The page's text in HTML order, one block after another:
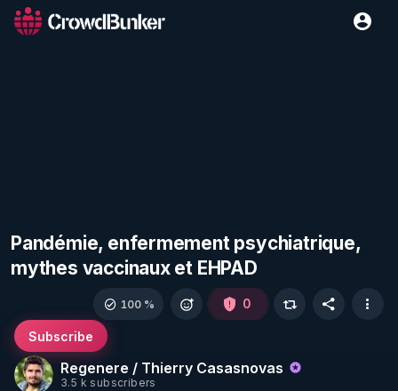
Pandémie, enfermement psychiatrique,
mythes vaccinaux et EHPAD
Regenere / Thierry Casasnovas
3.5 k subscribers
Subscribe
100 % 0